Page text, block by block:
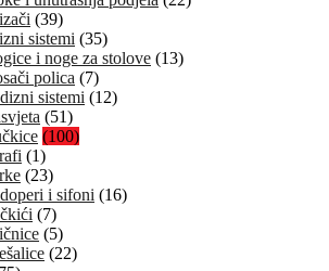
(39)
sistemi (35)
i noge za stolove (13)
polica (7)
sistemi (12)
(51)
(100)
(1)
(23)
i sifoni (16)
(7)
(5)
(22)